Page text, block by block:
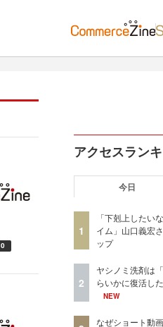
0
アクセスラン
今日
1
「下剋上したい
イム」山口義宏
ップ
2
ヤシノミ洗剤は
らいかに復活し
NEW
なぜショート動